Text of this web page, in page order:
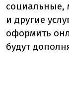
социальные,
и другие
оформить
будут